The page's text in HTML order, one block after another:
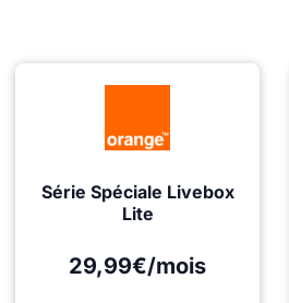
Série Spéciale Livebox
Lite
29,99€/mois